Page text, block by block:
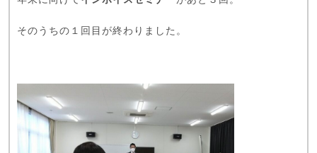
そのうちの１回目が終わりました。